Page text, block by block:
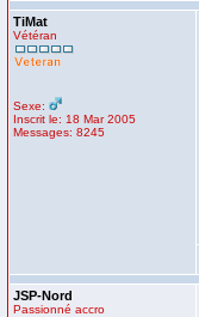
TiMat
Vétéran
Sexe:
Inscrit le: 18 Mar 2005
Messages: 8245
JSP-Nord
Passionné accro